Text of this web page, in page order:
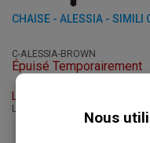
C-ALESSIA-BROWN
Épuisé Temporairement
Livraison : Sur Demande
L: 46 x P: 54 x H: 89 cm